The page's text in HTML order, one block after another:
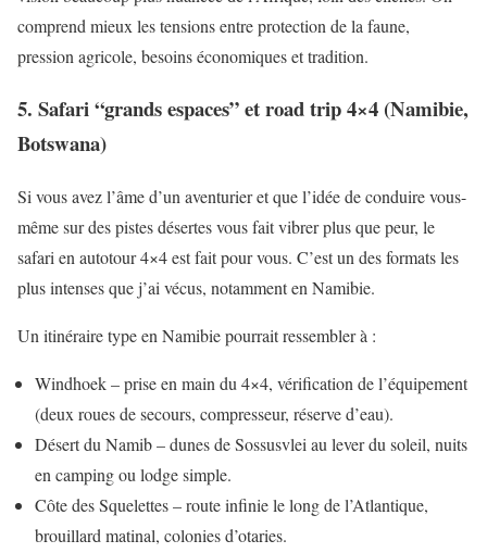
comprend mieux les tensions entre protection de la faune,
pression agricole, besoins économiques et tradition.
5. Safari “grands espaces” et road trip 4×4 (Namibie,
Botswana)
Si vous avez l’âme d’un aventurier et que l’idée de conduire vous-
même sur des pistes désertes vous fait vibrer plus que peur, le
safari en autotour 4×4 est fait pour vous. C’est un des formats les
plus intenses que j’ai vécus, notamment en Namibie.
Un itinéraire type en Namibie pourrait ressembler à :
Windhoek – prise en main du 4×4, vérification de l’équipement
(deux roues de secours, compresseur, réserve d’eau).
Désert du Namib – dunes de Sossusvlei au lever du soleil, nuits
en camping ou lodge simple.
Côte des Squelettes – route infinie le long de l’Atlantique,
brouillard matinal, colonies d’otaries.